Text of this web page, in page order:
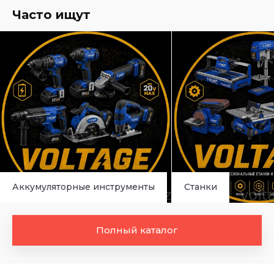
Часто ищут
Аккумуляторные инструменты Станки
Полный каталог